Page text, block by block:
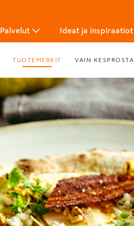
Palvelut Ideat ja inspiraatiot
TUOTEMERKIT VAIN KESPROSTA